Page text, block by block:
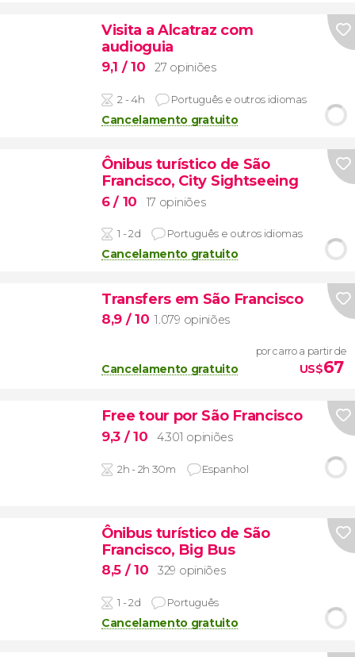
Visita a Alcatraz com
audioguia
9,1 / 10 27 opiniões
2 - 4h Português e outros idiomas
Cancelamento gratuito
Ônibus turístico de São
Francisco, City Sightseeing
6/ 10 17 opiniões
1 - 2d Português e outros idiomas
Cancelamento gratuito
Transfers em São Francisco
8,9 / 10 1.079 opiniões
Cancelamento gratuito
por carro a partir de
US$67
Free tour por São Francisco
9,3 / 10 4.301 opiniões
2h - 2h 30m Espanhol
Ônibus turístico de São
Francisco, Big Bus
8,5 / 10 329 opiniões
1 - 2d Português
Cancelamento gratuito